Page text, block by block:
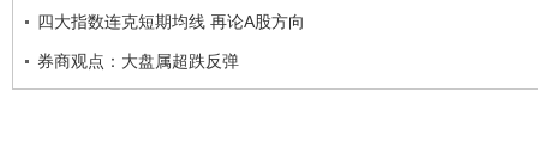
四大指数连克短期均线 再论A股方向
券商观点：大盘属超跌反弹